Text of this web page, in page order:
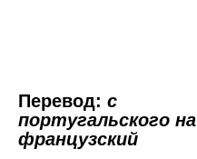
Перевод: с
португальского на
французский